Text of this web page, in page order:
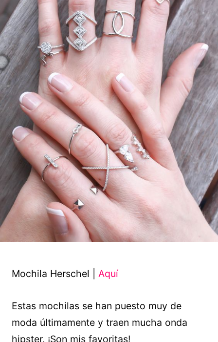
Mochila Herschel | Aquí
Estas mochilas se han puesto muy de
moda últimamente y traen mucha onda
hipster. ¡Son mis favoritas!